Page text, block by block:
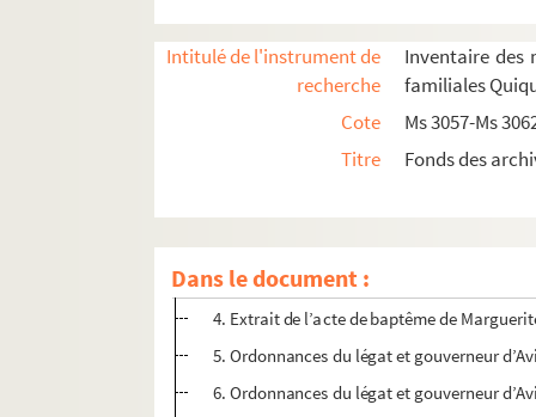
Intitulé de l'instrument de
recherche
Inventaire des
familiales
Cote
Ms 3057-Ms
Titre
Fonds des
Dans le document :
Ms 3058. L’astronomie de Pierre de Quiqueran
Ms 3059. Mariage de Paul Antoine de
Ms 3060. Documents relatifs à la famille de
Ms 3061. Documents relatifs à la sixième
2. Contrat de mariage entre Balthazar de
3. Conseil municipal de la ville d’Arles,
4. Extrait de l’acte de baptême de
5. Ordonnances du légat et gouverneur
6. Ordonnances du légat et gouverneur